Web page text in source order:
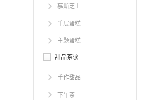
慕斯芝士
千层蛋糕
主题蛋糕
甜品茶歇
手作甜品
下午茶